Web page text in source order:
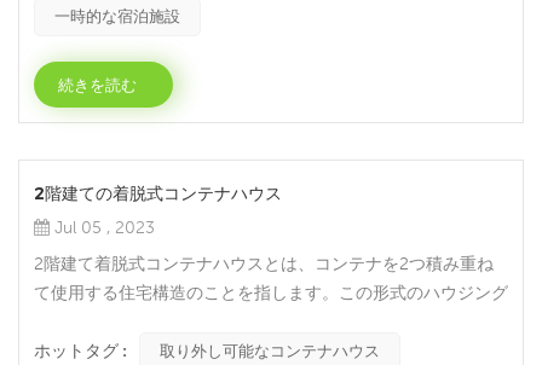
は、次のような特徴と利点があります。1. 柔軟性：拡張可能な
コンテナは、ニーズに応じて拡張および収縮でき、特定の...
一時的な宿泊施設
続きを読む
2階建ての着脱式コンテナハウス
Jul 05 , 2023
2階建て着脱式コンテナハウスとは、コンテナを2つ積み重ね
て使用する住宅構造のことを指します。この形式のハウジング
のレベルの対応を提供するモジュラー設計を組み合わせていま
ホットタグ : 取り外し可能なコンテナハウス